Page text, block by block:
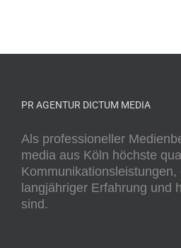
PR AGENTUR DICTUM MEDIA
Als professioneller
media aus Köln höchste
langjähriger Erfahrung und
sind.